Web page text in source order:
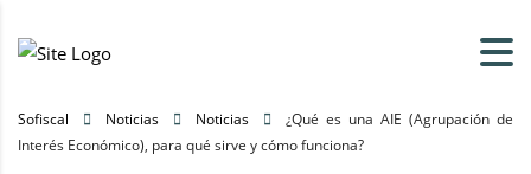
Sofiscal Noticias Noticias
¿Qué es una AIE (Agrupación de
Interés Económico), para qué sirve y cómo funciona?